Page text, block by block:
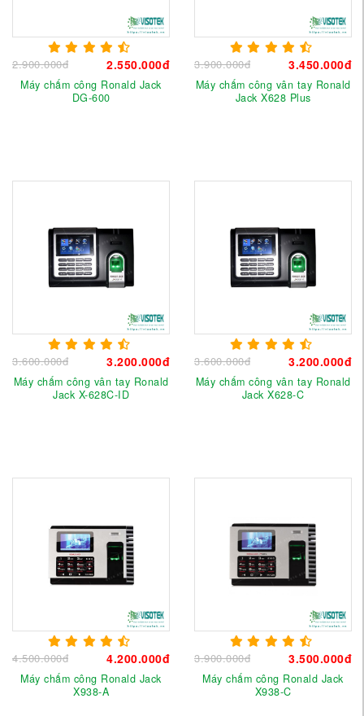
2.900.000đ 2.550.000đ
Máy chấm công Ronald Jack
DG-600
3.900.000đ 3.450.000đ
Máy chấm công vân tay Ronald
Jack X628 Plus
3.600.000đ 3.200.000đ
Máy chấm công vân tay Ronald
Jack X-628C-ID
3.600.000đ 3.200.000đ
Máy chấm công vân tay Ronald
Jack X628-C
4.500.000đ 4.200.000đ
Máy chấm công Ronald Jack
X938-A
3.900.000đ 3.500.000đ
Máy chấm công Ronald Jack
X938-C